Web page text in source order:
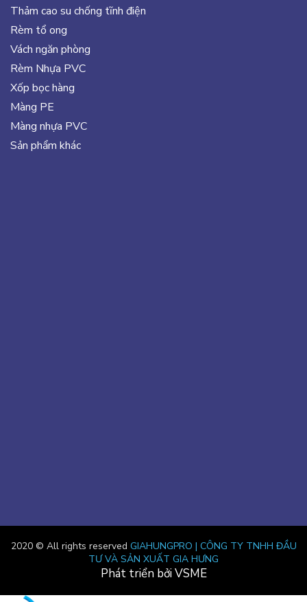
Thảm cao su chống tĩnh điện
Rèm tổ ong
Vách ngăn phòng
Rèm Nhựa PVC
Xốp bọc hàng
Màng PE
Màng nhựa PVC
Sản phẩm khác
2020 © All rights reserved GIAHUNGPRO | CÔNG TY TNHH ĐẦU
TƯ VÀ SẢN XUẤT GIA HƯNG
Phát triển bởi VSME